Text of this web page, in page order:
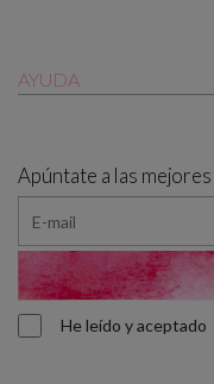
AYUDA
Apúntate a las mejores
He leído y aceptado